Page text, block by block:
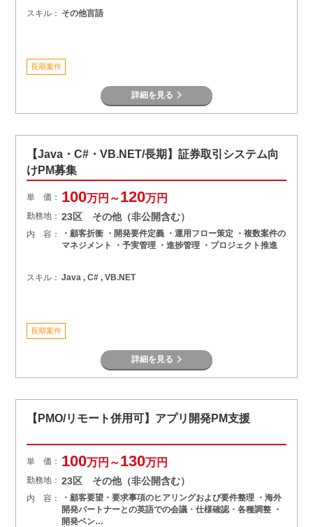
スキル： その他言語
長期案件
詳細を見る
【Java・C#・VB.NET/長期】証券取引システム向
けPM募集
単 価： 100万円～120万円
勤務地： 23区 その他（非公開含む）
内 容：
・顧客折衝 ・開発要件定義 ・運用フロー策定 ・複数案件の
マネジメント ・予実管理 ・進捗管理 ・プロジェクト推進
スキル： Java , C# , VB.NET
長期案件
詳細を見る
【PMO/リモート併用可】アプリ開発PM支援
単 価： 100万円～130万円
勤務地： 23区 その他（非公開含む）
内 容：
・顧客要望・要求事項のヒアリングおよび要件整理 ・海外
開発パートナーとの英語での会議・仕様確認・各種調整 ・
開発ベン…